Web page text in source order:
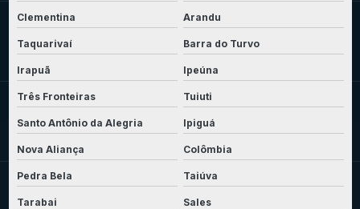
Clementina Arandu
Taquarivaí Barra do Turvo
Irapuã Ipeúna
Três Fronteiras Tuiuti
Santo Antônio da Alegria Ipiguá
Nova Aliança Colômbia
Pedra Bela Taiúva
Tarabai Sales